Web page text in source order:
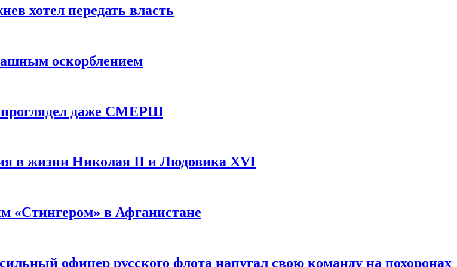
хотел передать власть
оскорблением
проглядел даже СМЕРШ
в жизни Николая II и Людовика XVI
«Стингером» в Афганистане
офицер русского флота напугал свою команду на похоронах